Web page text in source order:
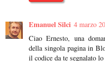
Emanuel Silci 4 marzo
Ciao Ernesto, una
della singola pagina in
il codice da te segnalato